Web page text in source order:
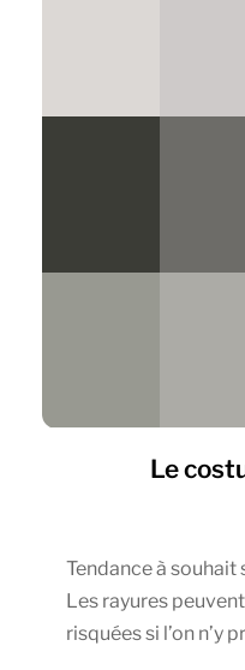
Le
Tendance à souhait
Les rayures
risquées si l’on n’y